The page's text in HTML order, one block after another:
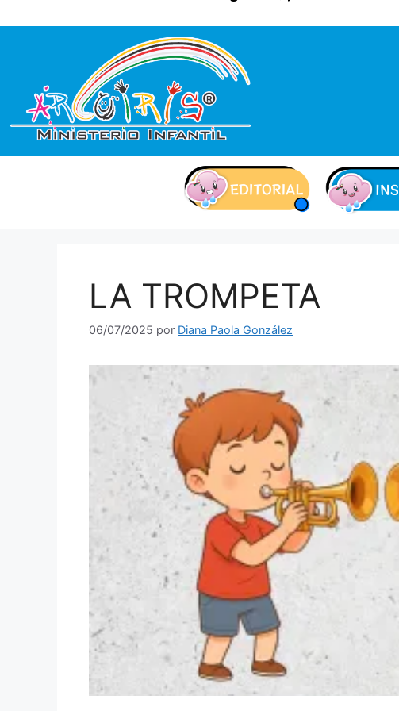
LA TROMPETA
06/07/2025 por Diana Paola González